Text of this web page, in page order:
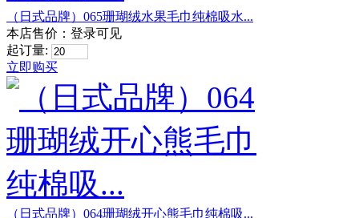
（日式品牌）065珊瑚绒水果毛巾纯棉吸水...
本店售价： 登录可见
起订量:
立即购买
（日式品牌）064珊瑚绒开心熊毛巾纯棉吸...